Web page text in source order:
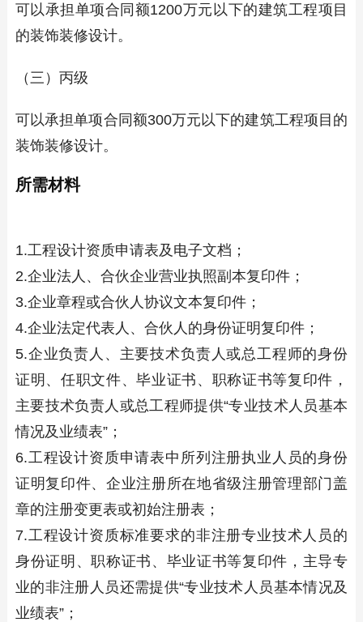
可以承担单项合同额1200万元以下的建筑工程项目
的装饰装修设计。
（三）丙级
可以承担单项合同额300万元以下的建筑工程项目的
装饰装修设计。
所需材料
1.工程设计资质申请表及电子文档；
2.企业法人、合伙企业营业执照副本复印件；
3.企业章程或合伙人协议文本复印件；
4.企业法定代表人、合伙人的身份证明复印件；
5.企业负责人、主要技术负责人或总工程师的身份
证明、任职文件、毕业证书、职称证书等复印件，
主要技术负责人或总工程师提供“专业技术人员基本
情况及业绩表”；
6.工程设计资质申请表中所列注册执业人员的身份
证明复印件、企业注册所在地省级注册管理部门盖
章的注册变更表或初始注册表；
7.工程设计资质标准要求的非注册专业技术人员的
身份证明、职称证书、毕业证书等复印件，主导专
业的非注册人员还需提供“专业技术人员基本情况及
业绩表”；